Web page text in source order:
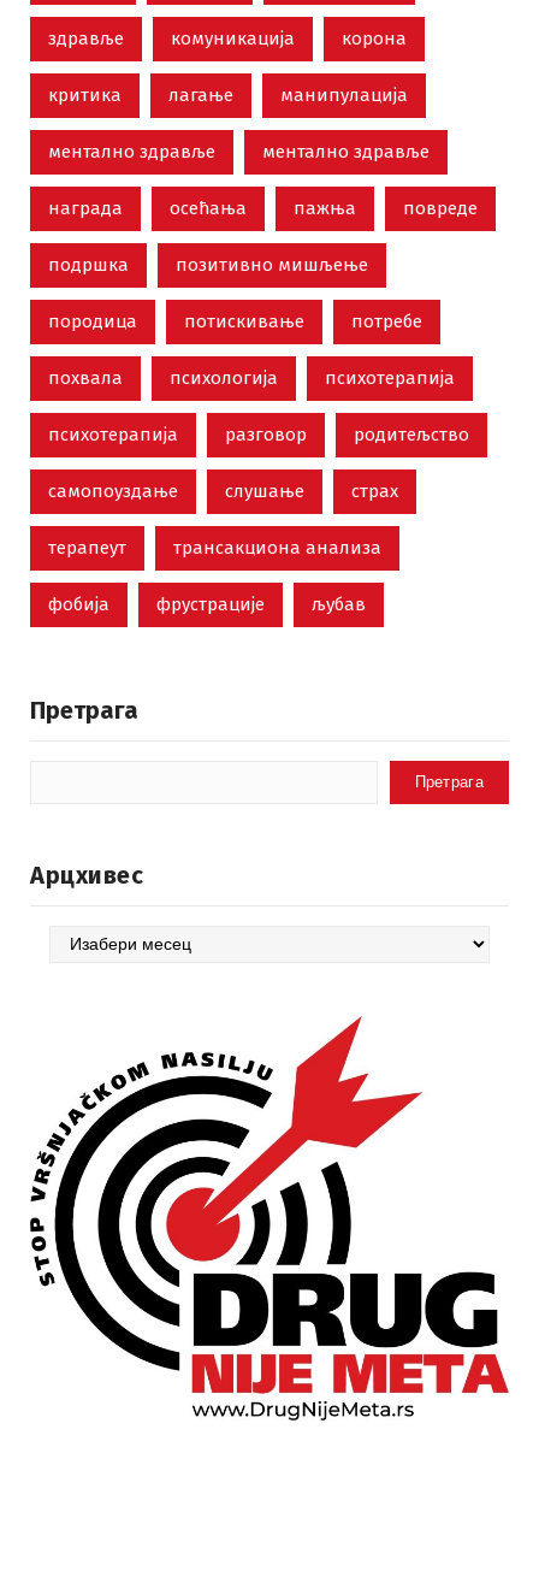
здравље комуникација корона
критика лагање манипулација
ментално здравље ментално здравље
награда осећања пажња повреде
подршка позитивно мишљење
породица потискивање потребе
похвала психологија психотерапија
психотерапија разговор родитељство
самопоуздање слушање страх
терапеут трансакциона анализа
фобија фрустрације љубав
Претрага
Претрага
Арцхивес
Арцхивес